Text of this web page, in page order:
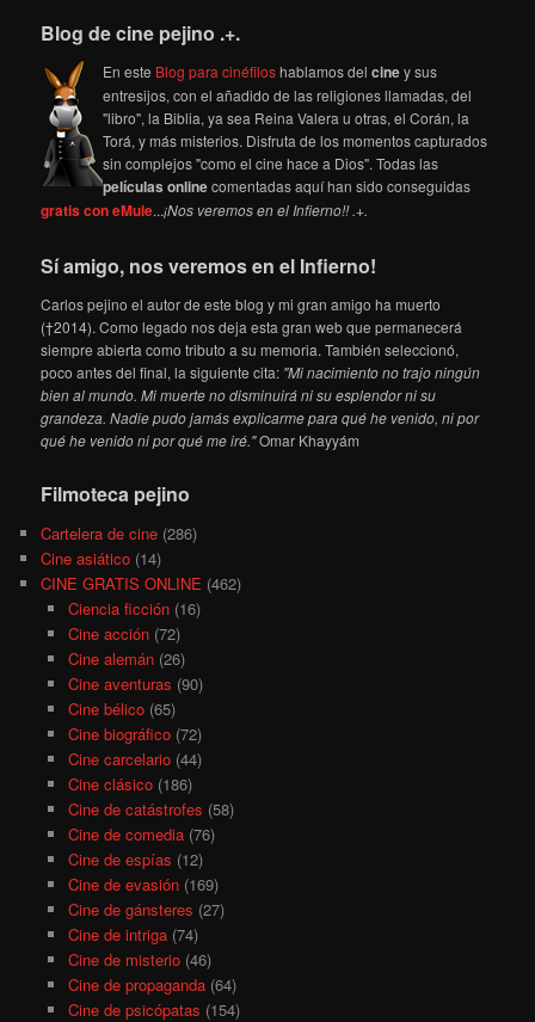
Blog de cine pejino .+.
En este Blog para cinéfiloshablamos delciney sus
entresijos, con el añadido de las religiones llamadas, del
"libro", la Biblia, ya sea Reina Valera u otras, el Corán, la
Torá, y más misterios. Disfruta de los momentos capturados
sin complejos "como el cine hace a Dios". Todas las
películas onlinecomentadas aquí han sido conseguidas
gratis con eMule...¡Nos veremos en el Infierno!! .+.
Sí amigo, nos veremos en el Infierno!
Carlos pejino el autor de este blog y mi gran amigo ha muerto
(†2014). Como legado nos deja esta gran web que permanecerá
siempre abierta como tributo a su memoria. También seleccionó,
poco antes del final, la siguiente cita: "Mi nacimiento no trajo ningún
bien al mundo. Mi muerte no disminuirá ni su esplendor ni su
grandeza. Nadie pudo jamás explicarme para qué he venido, ni por
qué he venido ni por qué me iré."Omar Khayyám
Filmoteca pejino
Cartelera de cine (286)
Cine asiático (14)
CINE GRATIS ONLINE (462)
Ciencia ficción(16)
Cine acción(72)
Cine alemán(26)
Cine aventuras (90)
Cine bélico(65)
Cine biográfico(72)
Cine carcelario(44)
Cine clásico(186)
Cine de catástrofes (58)
Cine de comedia(76)
Cine de espías (12)
Cine de evasión(169)
Cine de gánsteres (27)
Cine de intriga(74)
Cine de misterio(46)
Cine de propaganda(64)
Cine de psicópatas (154)